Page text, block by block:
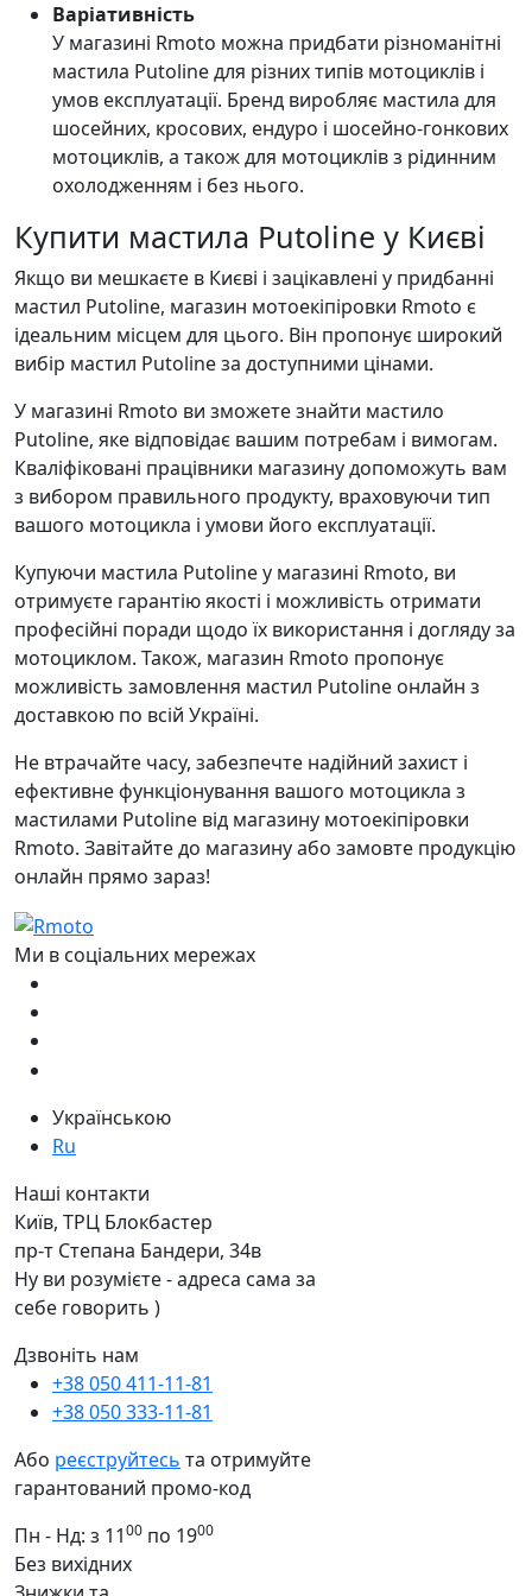
Варіативність
У магазині Rmoto можна придбати різноманітні
мастила Putoline для різних типів мотоциклів і
умов експлуатації. Бренд виробляє мастила для
шосейних, кросових, ендуро і шосейно-гонкових
мотоциклів, а також для мотоциклів з рідинним
охолодженням і без нього.
Купити мастила Putoline у Києві
Якщо ви мешкаєте в Києві і зацікавлені у придбанні
мастил Putoline, магазин мотоекіпіровки Rmoto є
ідеальним місцем для цього. Він пропонує широкий
вибір мастил Putoline за доступними цінами.
У магазині Rmoto ви зможете знайти мастило
Putoline, яке відповідає вашим потребам і вимогам.
Кваліфіковані працівники магазину допоможуть вам
з вибором правильного продукту, враховуючи тип
вашого мотоцикла і умови його експлуатації.
Купуючи мастила Putoline у магазині Rmoto, ви
отримуєте гарантію якості і можливість отримати
професійні поради щодо їх використання і догляду за
мотоциклом. Також, магазин Rmoto пропонує
можливість замовлення мастил Putoline онлайн з
доставкою по всій Україні.
Не втрачайте часу, забезпечте надійний захист і
ефективне функціонування вашого мотоцикла з
мастилами Putoline від магазину мотоекіпіровки
Rmoto. Завітайте до магазину або замовте продукцію
онлайн прямо зараз!
Ми в соціальних мережах
Українською
Ru
Наші контакти
Київ, ТРЦ Блокбастер
пр-т Степана Бандери, 34в
Ну ви розумієте - адреса сама за
себе говорить )
Дзвоніть нам
+38 050 411-11-81
+38 050 333-11-81
Або реєструйтесь та отримуйте
гарантований промо-код
Пн - Нд: з 1100 по 1900
Без вихідних